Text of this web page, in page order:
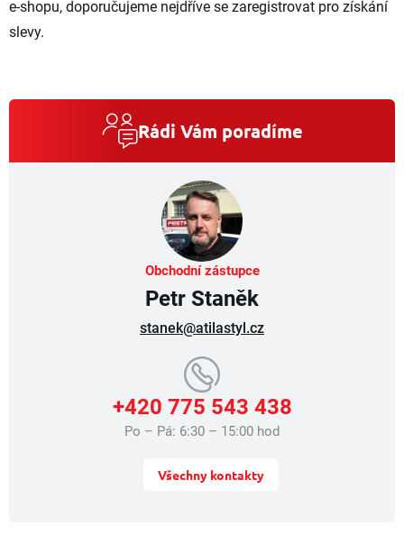
e-shopu, doporučujeme nejdříve se zaregistrovat pro získání
slevy.
Rádi Vám poradíme
Obchodní zástupce
Petr Staněk
stanek@atilastyl.cz
+420 775 543 438
Po – Pá: 6:30 – 15:00 hod
Všechny kontakty